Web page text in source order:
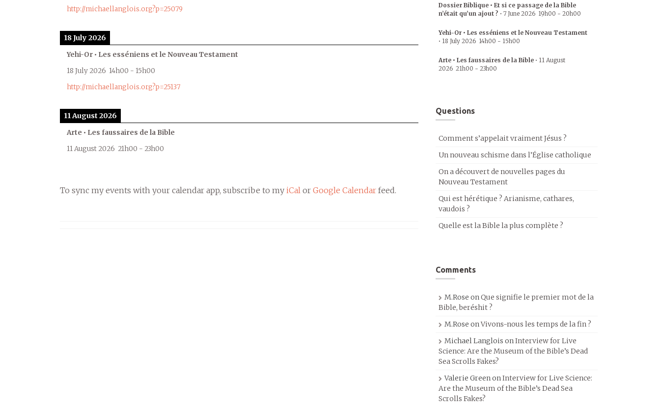
http://michaellanglois.org?p=25079
18 July 2026
Yehi-Or • Les esséniens et le Nouveau Testament
18 July 2026 14h00 - 15h00
http://michaellanglois.org?p=25137
11 August 2026
Arte • Les faussaires de la Bible
11 August 2026 21h00 - 23h00
To sync my events with your calendar app, subscribe to my iCal or Google Calendar feed.
Dossier Biblique • Et si ce passage de la Bible
n’était qu’un ajout ? • 7 June 2026 19h00 - 20h00
Yehi-Or • Les esséniens et le Nouveau Testament
• 18 July 2026 14h00 - 15h00
Arte • Les faussaires de la Bible • 11 August
2026 21h00 - 23h00
Questions
Comment s’appelait vraiment Jésus ?
Un nouveau schisme dans l’Église catholique
On a découvert de nouvelles pages du
Nouveau Testament
Qui est hérétique ? Arianisme, cathares,
vaudois ?
Quelle est la Bible la plus complète ?
Comments
M.Rose onQue signifie le premier mot de la
Bible, beréshit ?
M.Rose onVivons-nous les temps de la fin ?
Michael Langlois onInterview for Live
Science: Are the Museum of the Bible’s Dead
Sea Scrolls Fakes?
Valerie GreenonInterview for Live Science:
Are the Museum of the Bible’s Dead Sea
Scrolls Fakes?